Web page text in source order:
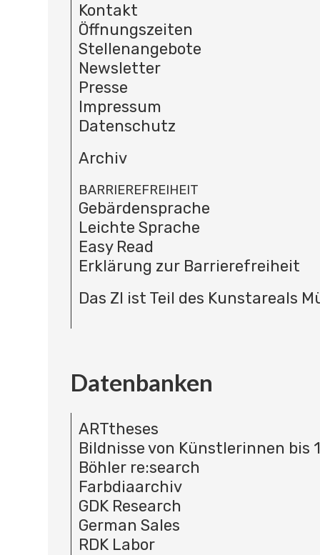
Kontakt
Öffnungszeiten
Stellenangebote
Newsletter
Presse
Impressum
Datenschutz
Archiv
BARRIEREFREIHEIT
Gebärdensprache
Leichte Sprache
Easy Read
Erklärung zur Barrierefreiheit
Das ZI ist Teil des Kunstareals
Datenbanken
ARTtheses
Bildnisse von Künstlerinnen bis
Böhler re:search
Farbdiaarchiv
GDK Research
German Sales
RDK Labor